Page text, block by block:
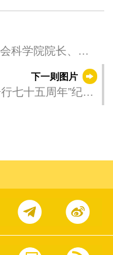
科学院院长、党
下一则图片
七十五周年”纪念